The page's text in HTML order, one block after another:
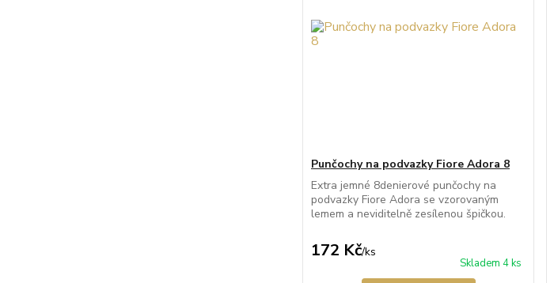
Punčochy na podvazky Fiore Adora 8
Extra jemné 8denierové punčochy na
podvazky Fiore Adora se vzorovaným
lemem a neviditelně zesílenou špičkou.
172 Kč/ks
Skladem 4 ks